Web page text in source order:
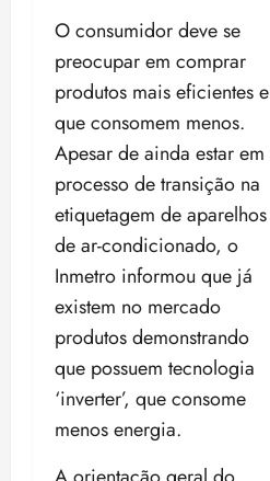
O consumidor deve se
preocupar em comprar
produtos mais eficientes e
que consomem menos.
Apesar de ainda estar em
processo de transição na
etiquetagem de aparelhos
de ar-condicionado, o
Inmetro informou que já
existem no mercado
produtos demonstrando
que possuem tecnologia
‘inverter’, que consome
menos energia.